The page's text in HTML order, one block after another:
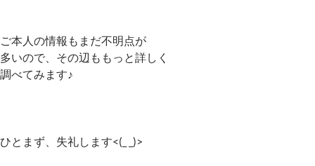
ご本人の情報もまだ不明点が
多いので、その辺ももっと詳しく
調べてみます♪
ひとまず、失礼します<(_ _)>